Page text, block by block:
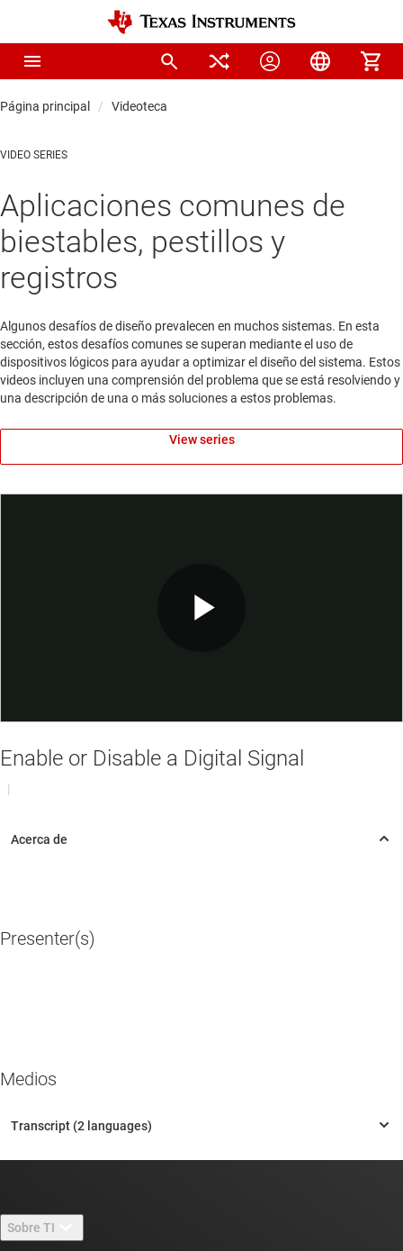
Página principal Videoteca
VIDEO SERIES
Aplicaciones comunes de
biestables, pestillos y
registros
Algunos desafíos de diseño prevalecen en muchos sistemas. En esta
sección, estos desafíos comunes se superan mediante el uso de
dispositivos lógicos para ayudar a optimizar el diseño del sistema. Estos
videos incluyen una comprensión del problema que se está resolviendo y
una descripción de una o más soluciones a estos problemas.
Video
Enable or Disable a Digital Signal
|
Presenter(s)
Medios
View series
Sobre TI